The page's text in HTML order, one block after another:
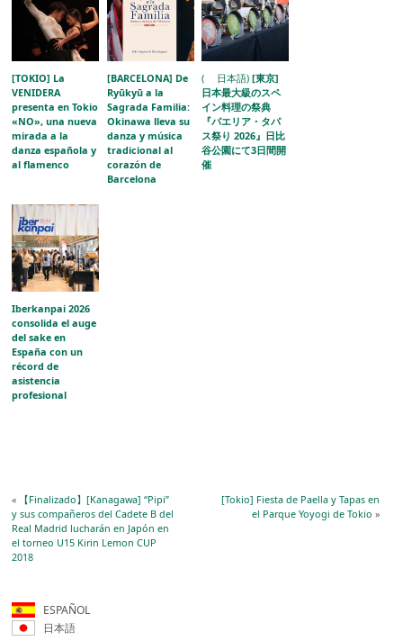
[TOKIO] La
VENIDERA
presenta en Tokio
«NO», una nueva
mirada a la
danza española y
al flamenco
[BARCELONA] De
Ryūkyū a la
Sagrada Familia:
Okinawa lleva su
danza y música
tradicional al
corazón de
Barcelona
( 日本語)[東京]
日本最大級のスペ
イン料理の祭典
『パエリア・タパ
ス祭り 2026』日比
谷公園にて3日間開
催
Iberkanpai 2026
consolida el auge
del sake en
España con un
récord de
asistencia
profesional
« 【Finalizado】[Kanagawa] “Pipi”
y sus compañeros del Cadete B del
Real Madrid lucharán en Japón en
el torneo U15 Kirin Lemon CUP
2018
[Tokio] Fiesta de Paella y Tapas en
el Parque Yoyogi de Tokio »
ESPAÑOL
日本語